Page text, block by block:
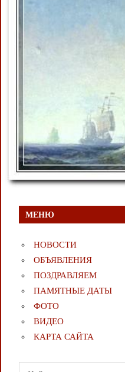
МЕНЮ
НОВОСТИ
ОБЪЯВЛЕНИЯ
ПОЗДРАВЛЯЕМ
ПАМЯТНЫЕ ДАТЫ
ФОТО
ВИДЕО
КАРТА САЙТА
Поиск